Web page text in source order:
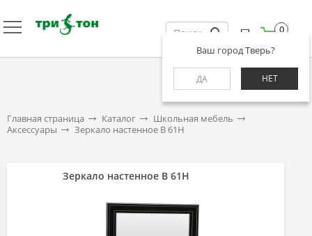
Ваш город Тверь?
ДА НЕТ
0
Главная страница Каталог
Школьная мебель
Аксессуары
Зеркало настенное В 61Н
Зеркало настенное В 61Н